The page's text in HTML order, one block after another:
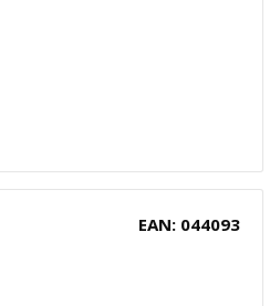
EAN: 044093